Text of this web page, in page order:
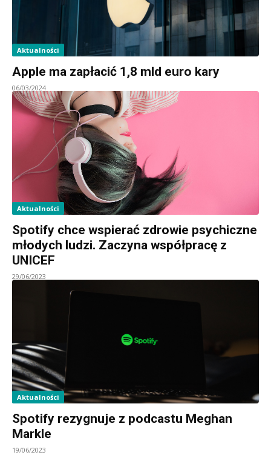
Aktualności
Apple ma zapłacić 1,8 mld euro kary
06/03/2024
Aktualności
Spotify chce wspierać zdrowie psychiczne
młodych ludzi. Zaczyna współpracę z
UNICEF
29/06/2023
Aktualności
Spotify rezygnuje z podcastu Meghan
Markle
19/06/2023